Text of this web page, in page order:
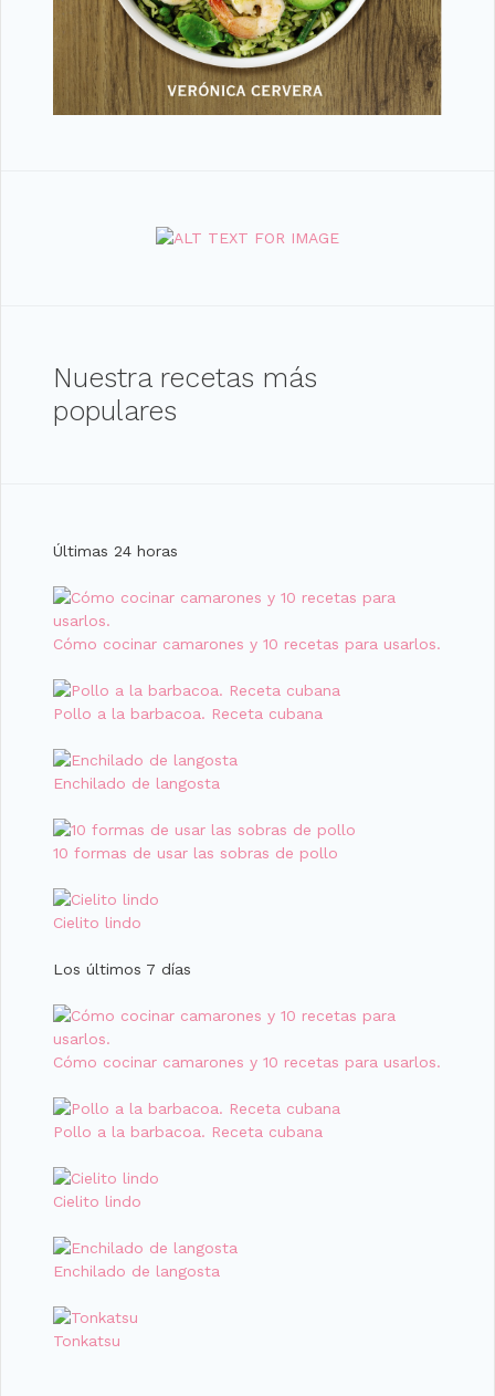
Nuestra recetas más
populares
Últimas 24 horas
Cómo cocinar camarones y 10 recetas para usarlos.
Pollo a la barbacoa. Receta cubana
Enchilado de langosta
10 formas de usar las sobras de pollo
Cielito lindo
Los últimos 7 días
Cómo cocinar camarones y 10 recetas para usarlos.
Pollo a la barbacoa. Receta cubana
Cielito lindo
Enchilado de langosta
Tonkatsu